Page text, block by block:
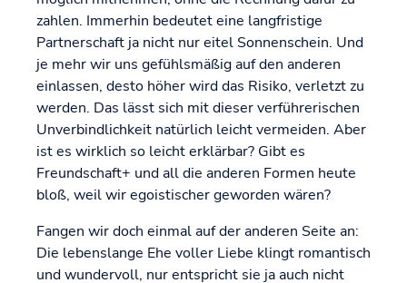
zahlen. Immerhin bedeutet eine langfristige
Partnerschaft ja nicht nur eitel Sonnenschein. Und
je mehr wir uns gefühlsmäßig auf den anderen
einlassen, desto höher wird das Risiko, verletzt zu
werden. Das lässt sich mit dieser verführerischen
Unverbindlichkeit natürlich leicht vermeiden. Aber
ist es wirklich so leicht erklärbar? Gibt es
Freundschaft+ und all die anderen Formen heute
bloß, weil wir egoistischer geworden wären?
Fangen wir doch einmal auf der anderen Seite an:
Die lebenslange Ehe voller Liebe klingt romantisch
und wundervoll, nur entspricht sie ja auch nicht